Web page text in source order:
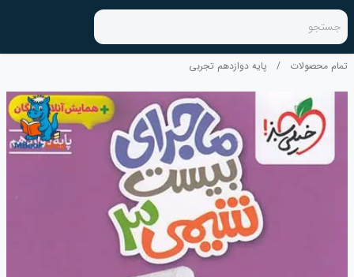
جستجو
تمام محصولات / پایه دوازدهم تجربی